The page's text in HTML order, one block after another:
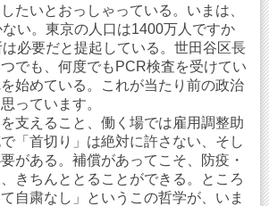
たいとおっしゃっている。いまは、
い。東京の人口は1400万人ですか
必要だと提起している。世田谷区長
でも、何度でもPCR検査を受けてい
始めている。これが当たり前の政治
っています。
支えること、働く場では雇用調整助
「首切り」は絶対に許さない、そし
がある。補償があってこそ、防疫・
きちんととることができる。ところ
自粛なし」というこの哲学が、いま